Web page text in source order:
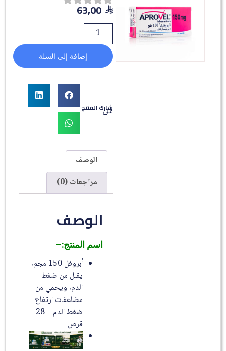
63,00
إضافة إلى السلة
شارك المنتج
على
الوصف
مراجعات (0)
الوصف
اسم المنتج:-
أبروفل 150 مجم،
يقلل من ضغط
الدم، ويحمي من
مضاعفات ارتفاع
ضغط الدم – 28
قرص